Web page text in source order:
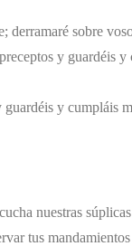
derramaré sobre
y guardéis y
y cumpláis
nuestras
tus